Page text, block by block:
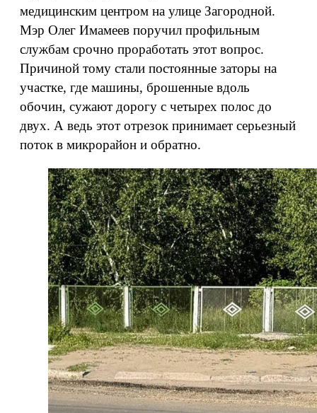
медицинским центром на улице Загородной.
Мэр Олег Имамеев поручил профильным
службам срочно проработать этот вопрос.
Причиной тому стали постоянные заторы на
участке, где машины, брошенные вдоль
обочин, сужают дорогу с четырех полос до
двух. А ведь этот отрезок принимает серьезный
поток в микрорайон и обратно.